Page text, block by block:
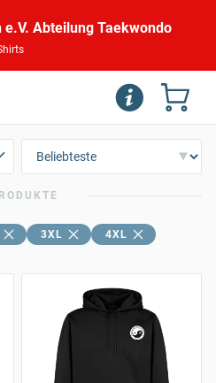
e.V. Abteilung Taekwondo
3XL
4XL